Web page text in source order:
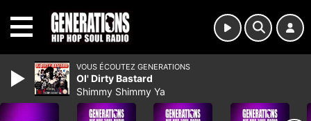
VOUS ÉCOUTEZ GENERATIONS
Ol' Dirty Bastard
Shimmy Shimmy Ya